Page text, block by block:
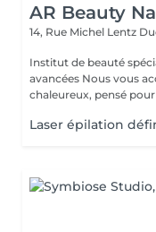
AR Beauty
14, Rue Michel Lentz
Institut de beauté
avancées Nous vous accueillons dans un espace moderne et
chaleureux, pensé pour
Laser épilation